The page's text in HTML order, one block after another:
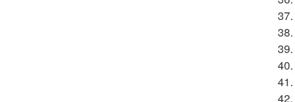
37.
38.
39.
40.
41.
42.